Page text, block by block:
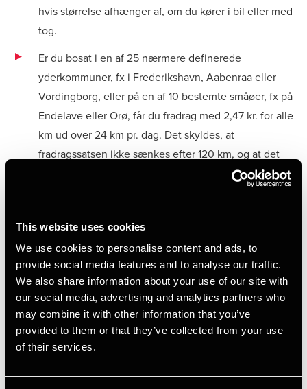
This website uses cookies
We use cookies to personalise content and ads, to
provide social media features and to analyse our traffic.
We also share information about your use of our site with
our social media, advertising and analytics partners who
may combine it with other information that you’ve
provided to them or that they’ve collected from your use
of their services.
hvis størrelse afhænger af, om du kører i bil eller med
tog.
Er du bosat i en af 25 nærmere definerede
yderkommuner, fx i Frederikshavn, Aabenraa eller
Vordingborg, eller på en af 10 bestemte småøer, fx på
Endelave eller Orø, får du fradrag med 2,47 kr. for alle
km ud over 24 km pr. dag. Det skyldes, at
fradragssatsen ikke sænkes efter 120 km, og at det
samlede befordringsfradrag på årsopgørelsen hæves
med 10,75 %. Det sidste – som sker helt automatisk –
oplysninger fra Skattestyrelsen dette år omkring
70.000 pendlere til gode. De fik et samlet
ekstrafradrag på 420 mio. kr. svarende til i
gennemsnit 6.000 kr. hver.
Pendlere med beskeden indkomst godskrives et
ekstra befordringsfradrag på op til 15.400 kr. i 2025.
Fradraget beregnes automatisk og gives til dem med
en årsindkomst før AM-bidrag på under 375.800 kr.